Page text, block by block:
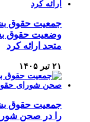
جمعیت حقوق
وضعیت حقوق
متحد ارائه کرد
۲۱ تیر ۱۴۰۵
جمعیت حقوق
را در صحن